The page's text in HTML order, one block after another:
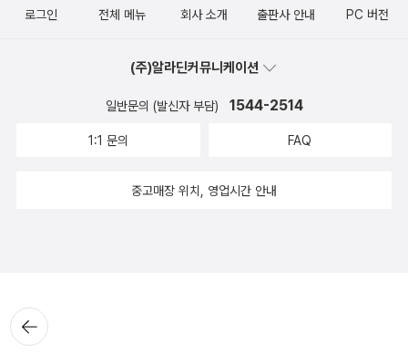
뒤로가
기
로그인 전체 메뉴 회사 소개 출판사 안내 PC 버전
(주)알라딘커뮤니케이션
일반문의 (발신자 부담) 1544-2514
1:1 문의 FAQ
중고매장 위치, 영업시간 안내